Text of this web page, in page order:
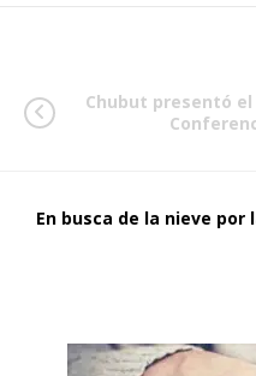
Chubut presentó
En busca de la nieve por